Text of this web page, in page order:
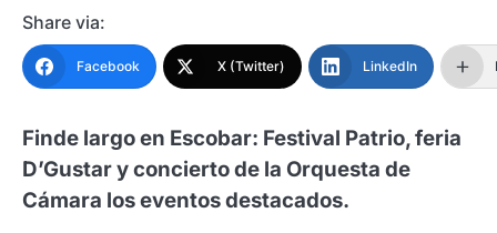
Share via:
Facebook X (Twitter) LinkedIn
Finde largo en Escobar: Festival Patrio, feria
D’Gustar y concierto de la Orquesta de
Cámara los eventos destacados.